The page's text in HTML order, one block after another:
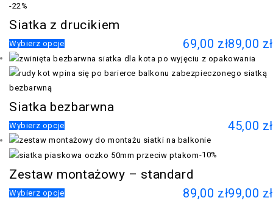
-22%
Siatka z drucikiem
89,00 zł
69,00 zł
Wybierz opcje
Siatka bezbarwna
45,00 zł
Wybierz opcje
-10%
Zestaw montażowy – standard
99,00 zł
89,00 zł
Wybierz opcje